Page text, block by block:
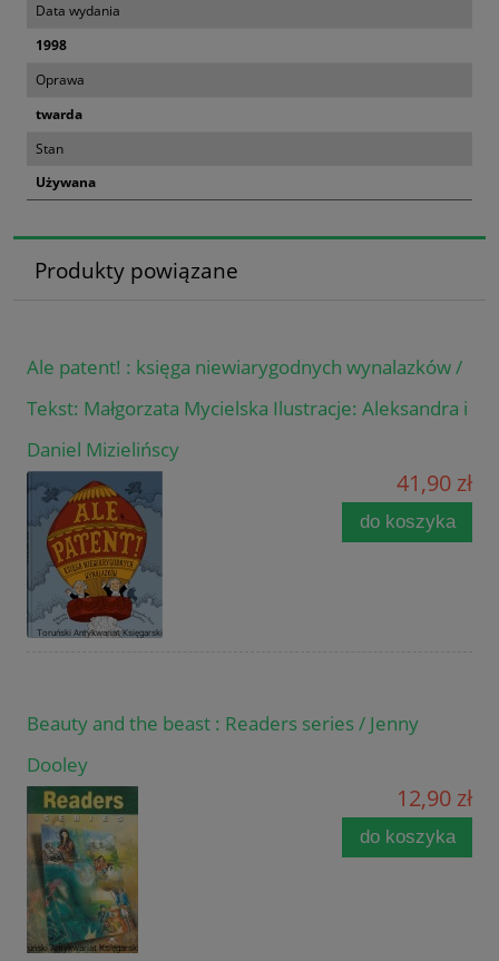
Data wydania
1998
Oprawa
twarda
Stan
Używana
Produkty powiązane
Ale patent! : księga niewiarygodnych wynalazków /
Tekst: Małgorzata Mycielska Ilustracje: Aleksandra i
Daniel Mizielińscy
41,90 zł
do koszyka
Beauty and the beast : Readers series / Jenny
Dooley
12,90 zł
do koszyka